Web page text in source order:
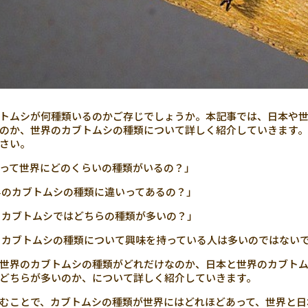
ムシが何種類いるのかご存じでしょうか。本記事では、日本や
か、世界のカブトムシの種類について詳しく紹介していきます
い。
て世界にどのくらいの種類がいるの？」
カブトムシの種類に違いってあるの？」
ブトムシではどちらの種類が多いの？」
ブトムシの種類について興味を持っている人は多いのではない
界のカブトムシの種類がどれだけなのか、日本と世界のカブト
ちらが多いのか、について詳しく紹介していきます。
ことで、カブトムシの種類が世界にはどれほどあって、世界と